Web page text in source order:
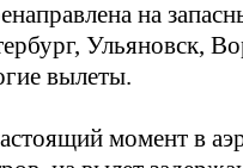
на
Ульяновск,
вылеты.
момент в